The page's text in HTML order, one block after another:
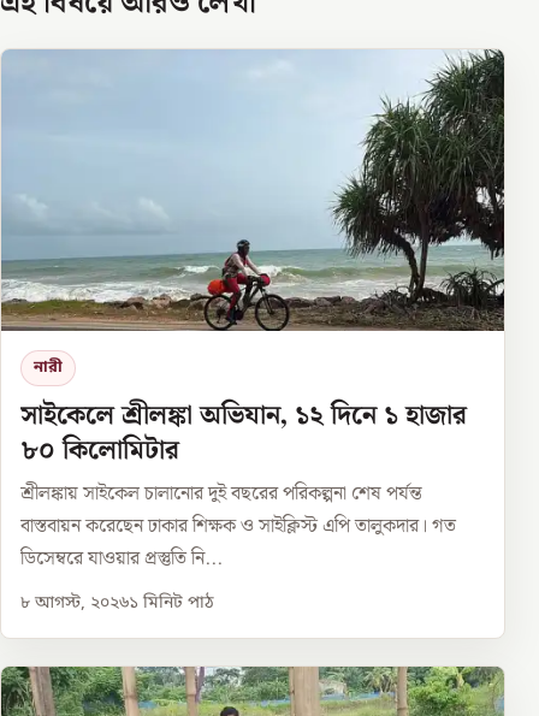
নারী
সাইকেলে শ্রীলঙ্কা অভিযান, ১২ দিনে ১ হাজার
৮০ কিলোমিটার
শ্রীলঙ্কায় সাইকেল চালানোর দুই বছরের পরিকল্পনা শেষ পর্যন্ত
বাস্তবায়ন করেছেন ঢাকার শিক্ষক ও সাইক্লিস্ট এপি তালুকদার। গত
ডিসেম্বরে যাওয়ার প্রস্তুতি নি...
৮ আগস্ট, ২০২৬১ মিনিট পাঠ